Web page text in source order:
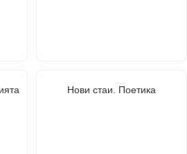
Нови стаи. Поетика